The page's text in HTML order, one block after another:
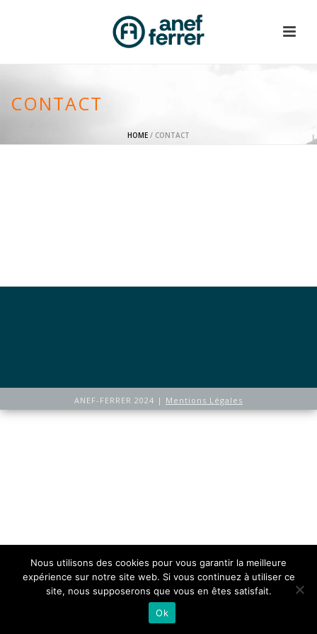
CONTACT
HOME / CONTACT
ANEF-FERRER 2024 | Mentions Légales
Nous utilisons des cookies pour vous garantir la meilleure
expérience sur notre site web. Si vous continuez à utiliser ce
site, nous supposerons que vous en êtes satisfait.
Ok